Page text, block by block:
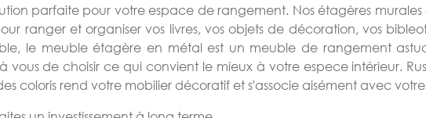
parfaite pour votre espace de rangement. Nos étagères
ranger et organiser vos livres, vos objets de décoration, vos
le meuble étagère en métal est un meuble de rangement
de choisir ce qui convient le mieux à votre espece intérieur.
coloris rend votre mobilier décoratif et s'associe aisément avec